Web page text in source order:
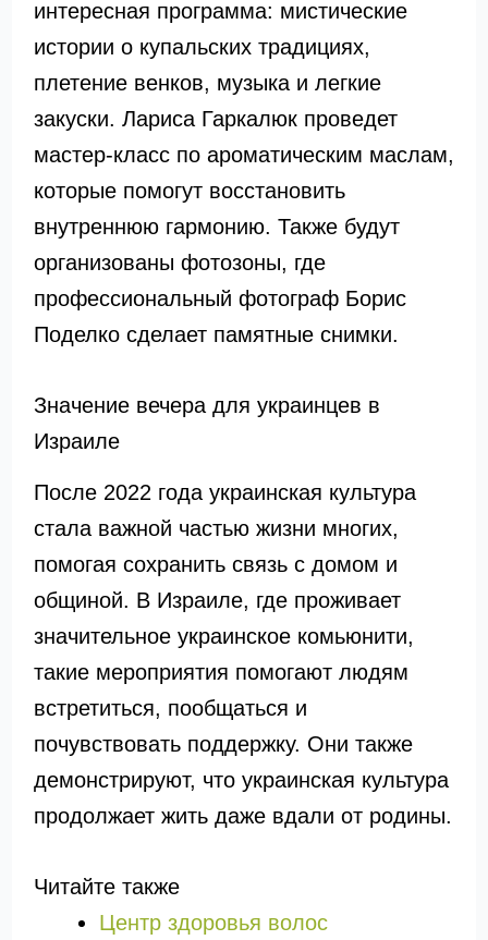
интересная программа: мистические
истории о купальских традициях,
плетение венков, музыка и легкие
закуски. Лариса Гаркалюк проведет
мастер-класс по ароматическим маслам,
которые помогут восстановить
внутреннюю гармонию. Также будут
организованы фотозоны, где
профессиональный фотограф Борис
Поделко сделает памятные снимки.
Значение вечера для украинцев в
Израиле
После 2022 года украинская культура
стала важной частью жизни многих,
помогая сохранить связь с домом и
общиной. В Израиле, где проживает
значительное украинское комьюнити,
такие мероприятия помогают людям
встретиться, пообщаться и
почувствовать поддержку. Они также
демонстрируют, что украинская культура
продолжает жить даже вдали от родины.
Читайте также
Центр здоровья волос